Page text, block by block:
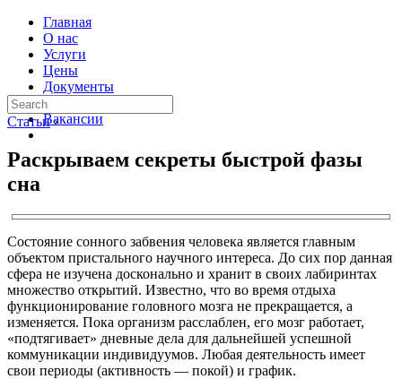
Главная
О нас
Услуги
Цены
Документы
Контакты
Вакансии
Статьи ›
Раскрываем секреты быстрой фазы
сна
Состояние сонного забвения человека является главным
объектом пристального научного интереса. До сих пор данная
сфера не изучена досконально и хранит в своих лабиринтах
множество открытий. Известно, что во время отдыха
функционирование головного мозга не прекращается, а
изменяется. Пока организм расслаблен, его мозг работает,
«подтягивает» дневные дела для дальнейшей успешной
коммуникации индивидуумов. Любая деятельность имеет
свои периоды (активность — покой) и график.